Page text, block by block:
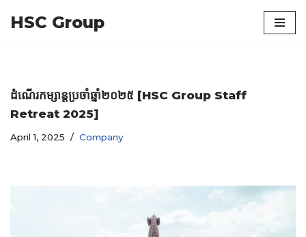
HSC Group
ដំណើរកម្សាន្ដប្រចាំឆ្នាំ២០២៥ [HSC Group Staff
Retreat 2025]
April 1, 2025 Company